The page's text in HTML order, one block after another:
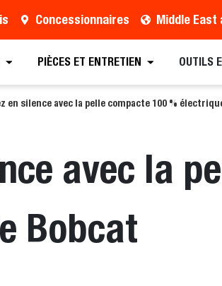
Concessionnaires
PIÈCES ET ENTRETIEN OUTILS
en silence avec la pelle compacte 100 %
avec la
Bobcat